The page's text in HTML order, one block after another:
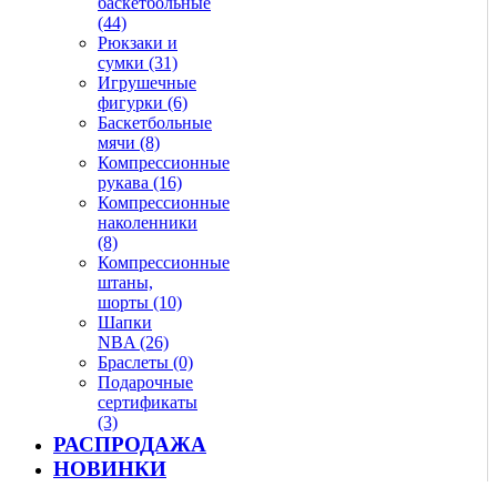
(44)
Рюкзаки и
сумки (31)
Игрушечные
фигурки (6)
Баскетбольные
мячи (8)
Компрессионные
рукава (16)
Компрессионные
наколенники
(8)
Компрессионные
штаны,
шорты (10)
Шапки
NBA (26)
Браслеты (0)
Подарочные
сертификаты
(3)
РАСПРОДАЖА
НОВИНКИ